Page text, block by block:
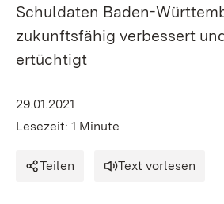
Schuldaten Baden-
zukunftsfähig verbessert
ertüchtigt
29.01.2021
Lesezeit: 1 Minute
Teilen Text vorlesen